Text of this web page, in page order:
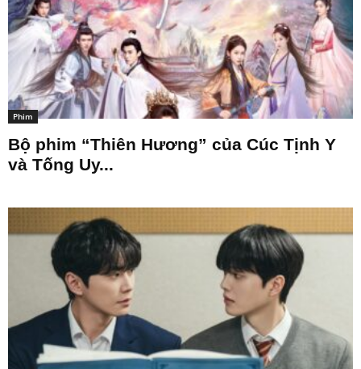
Phim
Bộ phim “Thiên Hương” của Cúc Tịnh Y
và Tống Uy...